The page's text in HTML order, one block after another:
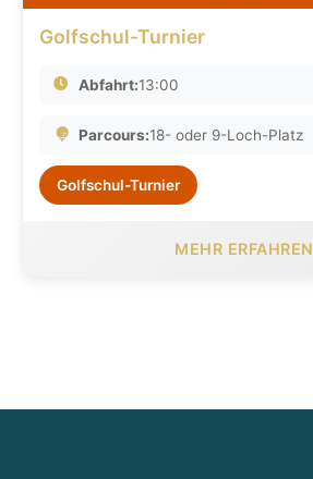
Golfschul-Turnier
Abfahrt:13:00
Parcours:18- oder 9-Loch-Platz
Golfschul-Turnier
MEHR ERFAHREN